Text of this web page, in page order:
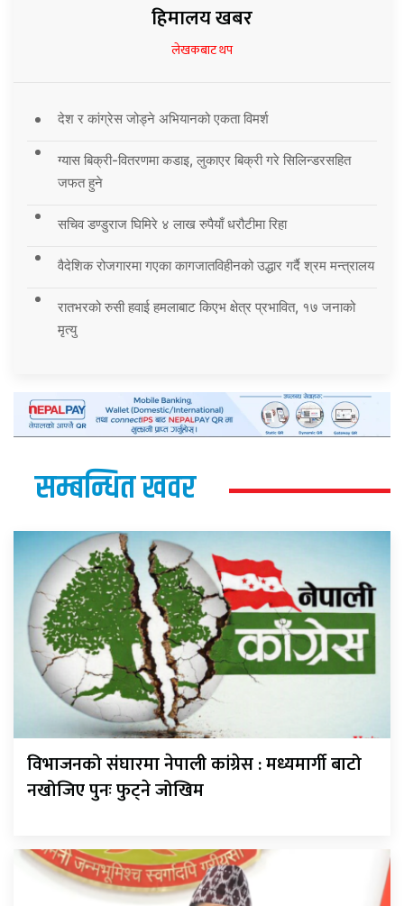
हिमालय खबर
लेखकबाट थप
देश र कांग्रेस जोड्ने अभियानको एकता विमर्श
ग्यास बिक्री-वितरणमा कडाइ, लुकाएर बिक्री गरे सिलिन्डरसहित
जफत हुने
सचिव डण्डुराज घिमिरे ४ लाख रुपैयाँ धरौटीमा रिहा
वैदेशिक रोजगारमा गएका कागजातविहीनको उद्धार गर्दै श्रम मन्त्रालय
रातभरको रुसी हवाई हमलाबाट किएभ क्षेत्र प्रभावित, १७ जनाको
मृत्यु
सम्बन्धित खवर
विभाजनको संघारमा नेपाली कांग्रेस : मध्यमार्गी बाटो
नखोजिए पुनः फुट्ने जोखिम